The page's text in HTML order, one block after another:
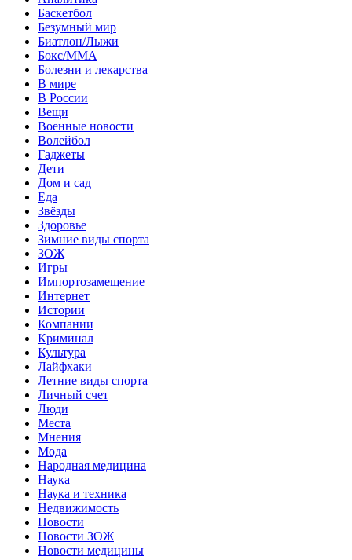
Баскетбол
Безумный мир
Биатлон/Лыжи
Бокс/MMA
Болезни и лекарства
В мире
В России
Вещи
Военные новости
Волейбол
Гаджеты
Дети
Дом и сад
Еда
Звёзды
Здоровье
Зимние виды спорта
ЗОЖ
Игры
Импортозамещение
Интернет
Истории
Компании
Криминал
Культура
Лайфхаки
Летние виды спорта
Личный счет
Люди
Места
Мнения
Мода
Народная медицина
Наука
Наука и техника
Недвижимость
Новости
Новости ЗОЖ
Новости медицины